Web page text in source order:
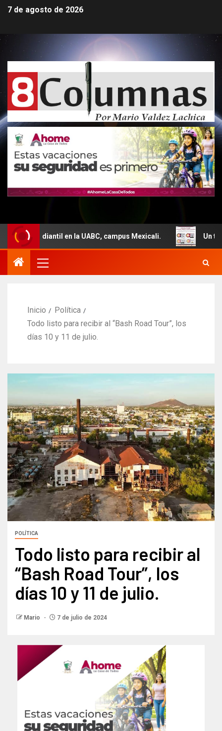
7 de agosto de 2026
la UABC, campus Mexicali. Un total de 29
Inicio
Política
Todo listo para recibir al “Bash Road Tour”, los
días 10 y 11 de julio.
POLÍTICA
Todo listo para recibir al
“Bash Road Tour”, los
días 10 y 11 de julio.
Mario 7 de julio de 2024